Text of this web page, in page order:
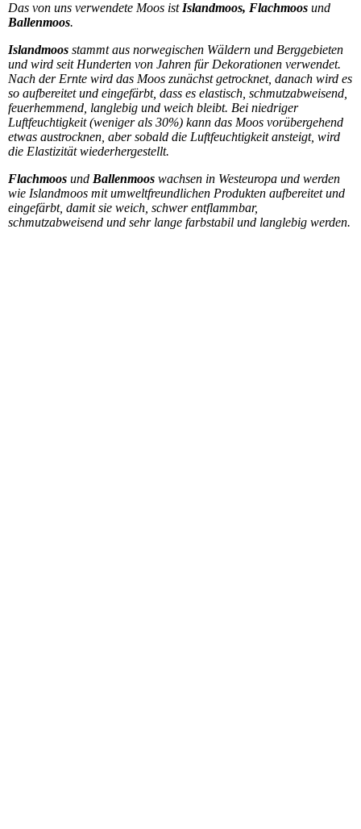
Das von uns verwendete Moos ist Islandmoos, Flachmoos und
Ballenmoos.
Islandmoos stammt aus norwegischen Wäldern und Berggebieten
und wird seit Hunderten von Jahren für Dekorationen verwendet.
Nach der Ernte wird das Moos zunächst getrocknet, danach wird es
so aufbereitet und eingefärbt, dass es elastisch, schmutzabweisend,
feuerhemmend, langlebig und weich bleibt. Bei niedriger
Luftfeuchtigkeit (weniger als 30%) kann das Moos vorübergehend
etwas austrocknen, aber sobald die Luftfeuchtigkeit ansteigt, wird
die Elastizität wiederhergestellt.
Flachmoos und Ballenmoos wachsen in Westeuropa und werden
wie Islandmoos mit umweltfreundlichen Produkten aufbereitet und
eingefärbt, damit sie weich, schwer entflammbar,
schmutzabweisend und sehr lange farbstabil und langlebig werden.